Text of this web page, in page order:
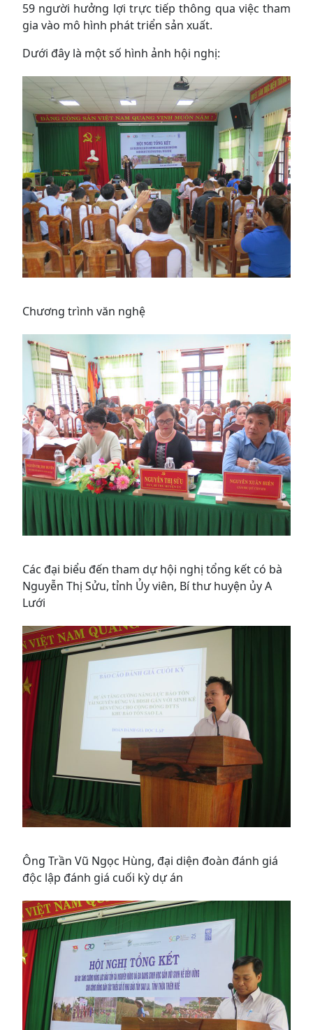
59 người hưởng lợi trực tiếp thông qua việc tham
gia vào mô hình phát triển sản xuất.
Dưới đây là một số hình ảnh hội nghị:
Chương trình văn nghệ
Các đại biểu đến tham dự hội nghị tổng kết có bà
Nguyễn Thị Sửu, tỉnh Ủy viên, Bí thư huyện ủy A
Lưới
Ông Trần Vũ Ngọc Hùng, đại diện đoàn đánh giá
độc lập đánh giá cuối kỳ dự án